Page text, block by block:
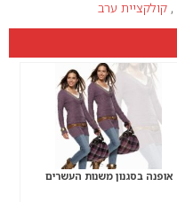
, קולקציית ערב
אופנה בסגנון משנות העשרים